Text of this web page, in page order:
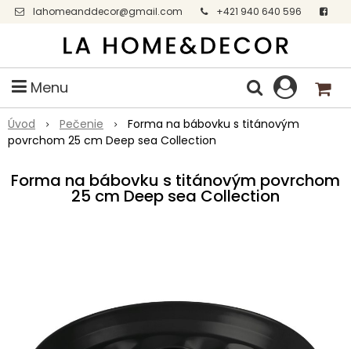
lahomeanddecor@gmail.com
+421 940 640 596
Facebook
Menu
Úvod Pečenie
Forma na bábovku s titánovým
povrchom 25 cm Deep sea Collection
Forma na bábovku s titánovým povrchom
25 cm Deep sea Collection